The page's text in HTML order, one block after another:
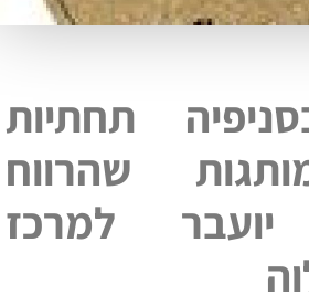
תחתיות
שהרווח
יועבר למרכז